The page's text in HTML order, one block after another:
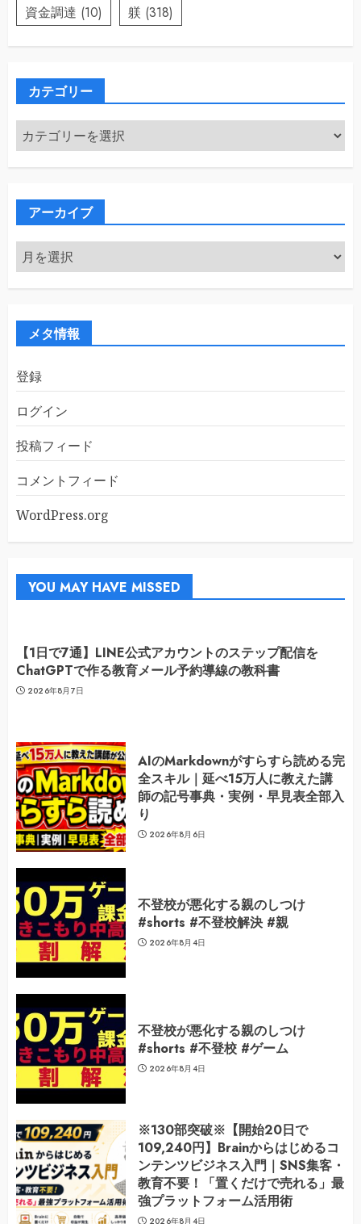
資金調達 (10) 躾 (318)
カテゴリー
カ
テ
ゴ
アーカイブ
ア
ー
カ
メタ情報
登録
ログイン
投稿フィード
コメントフィード
WordPress.org
YOU MAY HAVE MISSED
【1日で7通】LINE公式アカウントのステップ配信を
ChatGPTで作る教育メール予約導線の教科書
2026年8月7日
AIのMarkdownがすらすら読める完
全スキル｜延べ15万人に教えた講
師の記号事典・実例・早見表全部入
り
2026年8月6日
不登校が悪化する親のしつけ
#shorts #不登校解決 #親
2026年8月4日
不登校が悪化する親のしつけ
#shorts #不登校 #ゲーム
2026年8月4日
※130部突破※【開始20日で
109,240円】Brainからはじめるコ
ンテンツビジネス入門｜SNS集客・
教育不要！「置くだけで売れる」最
強プラットフォーム活用術
2026年8月4日